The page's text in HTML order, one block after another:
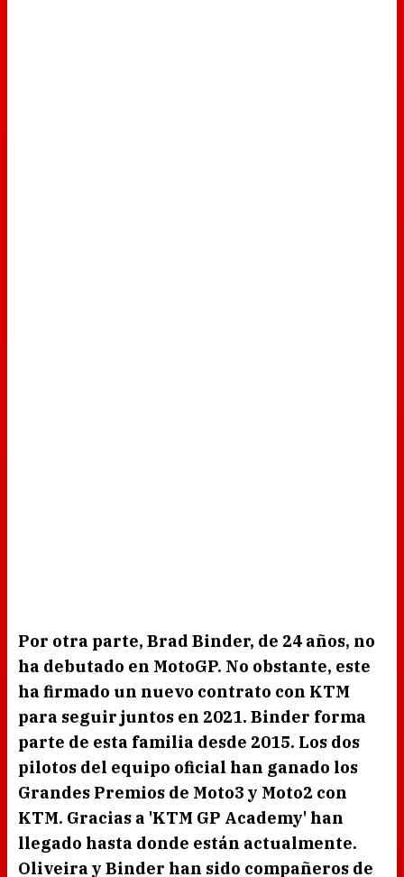
Por otra parte, Brad Binder, de 24 años, no
ha debutado en MotoGP. No obstante, este
ha firmado un nuevo contrato con KTM
para seguir juntos en 2021. Binder forma
parte de esta familia desde 2015. Los dos
pilotos del equipo oficial han ganado los
Grandes Premios de Moto3 y Moto2 con
KTM. Gracias a 'KTM GP Academy' han
llegado hasta donde están actualmente.
Oliveira y Binder han sido compañeros de